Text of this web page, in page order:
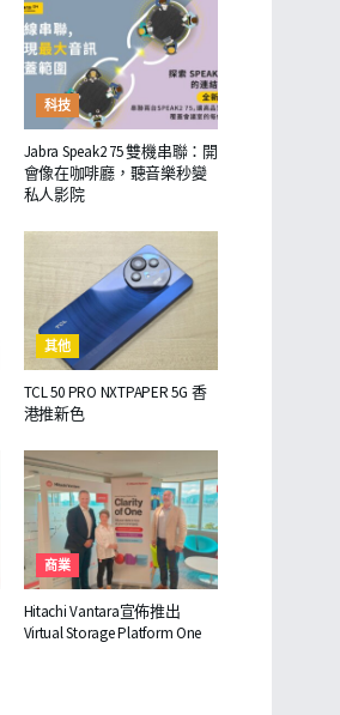
科技
Jabra Speak2 75 雙機串聯：開
會像在咖啡廳，聽音樂秒變
私人影院
其他
TCL 50 PRO NXTPAPER 5G 香
港推新色
商業
Hitachi Vantara宣佈推出
Virtual Storage Platform One